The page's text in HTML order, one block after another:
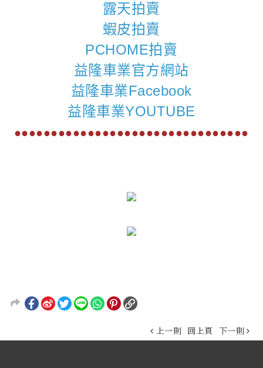
露天拍賣
蝦皮拍賣
PCHOME拍賣
益隆車業官方網站
益隆車業Facebook
益隆車業YOUTUBE
●●●●●●●●●●●●●●●●●●●●●●●●●●●●●●●●
上一則 回上頁 下一則